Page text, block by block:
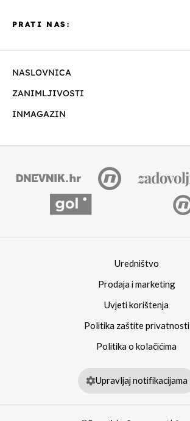
NASLOVNICA
ZANIMLJIVOSTI
INMAGAZIN
PRATI NAS:
Uredništvo
Prodaja i marketing
Uvjeti korištenja
Politika zaštite privatnosti
Politika o kolačićima
Upravljaj notifikacijama